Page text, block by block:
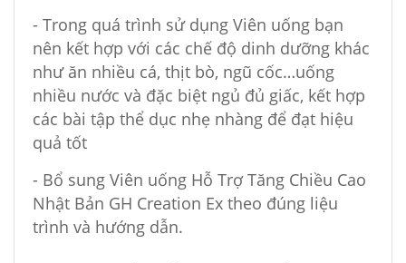
- Trong quá trình sử dụng Viên uống bạn
nên kết hợp với các chế độ dinh dưỡng khác
như ăn nhiều cá, thịt bò, ngũ cốc…uống
nhiều nước và đặc biệt ngủ đủ giấc, kết hợp
các bài tập thể dục nhẹ nhàng để đạt hiệu
quả tốt
- Bổ sung Viên uống Hỗ Trợ Tăng Chiều Cao
Nhật Bản GH Creation Ex theo đúng liệu
trình và hướng dẫn.